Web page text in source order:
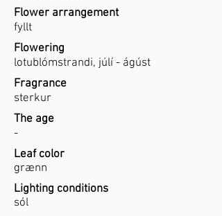
Flower arrangement
fyllt
Flowering
lotublómstrandi, júlí - ágúst
Fragrance
sterkur
The age
-
Leaf color
grænn
Lighting conditions
sól